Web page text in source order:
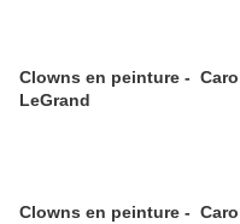
Clowns en peinture - Carolyn
LeGrand
Clowns en peinture - Carolyn